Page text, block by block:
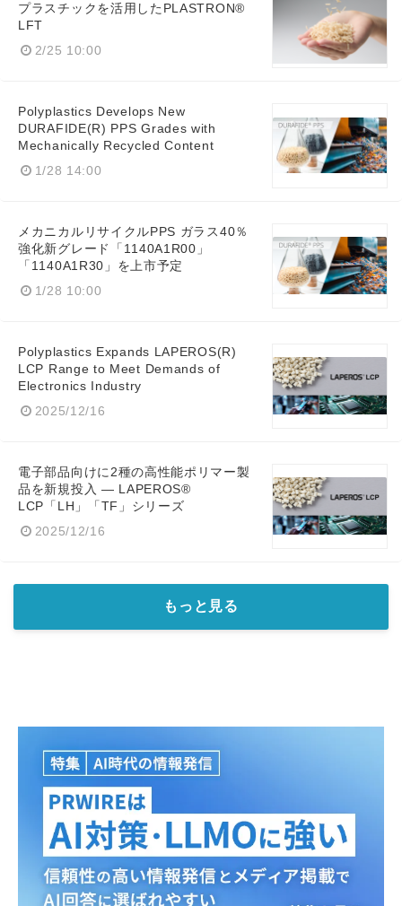
プラスチックを活用したPLASTRON®
LFT
2/25 10:00
Polyplastics Develops New
DURAFIDE(R) PPS Grades with
Mechanically Recycled Content
1/28 14:00
メカニカルリサイクルPPS ガラス40％
強化新グレード「1140A1R00」
「1140A1R30」を上市予定
1/28 10:00
Polyplastics Expands LAPEROS(R)
LCP Range to Meet Demands of
Electronics Industry
2025/12/16
電子部品向けに2種の高性能ポリマー製
品を新規投入 — LAPEROS®
LCP「LH」「TF」シリーズ
2025/12/16
もっと見る